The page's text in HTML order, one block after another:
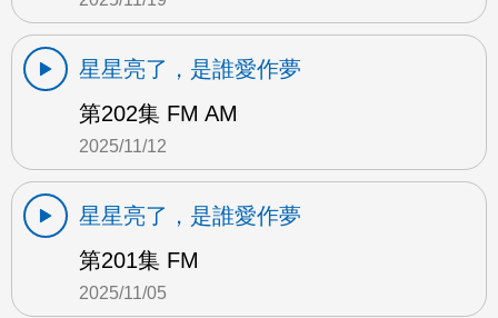
星星亮了，是誰愛作夢
第202集 FM AM
2025/11/12
星星亮了，是誰愛作夢
第201集 FM
2025/11/05